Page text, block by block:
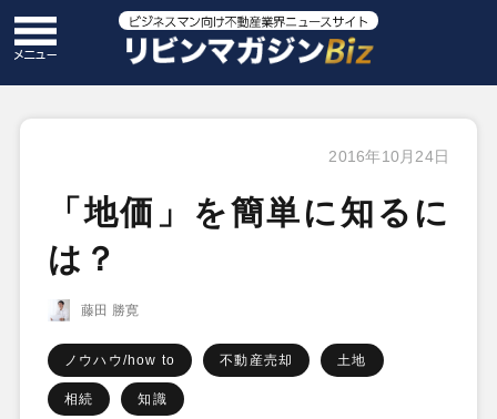
2016年10月24日
「地価」を簡単に知るに
は？
藤田 勝寛
ノウハウ/how to 不動産売却 土地
相続 知識